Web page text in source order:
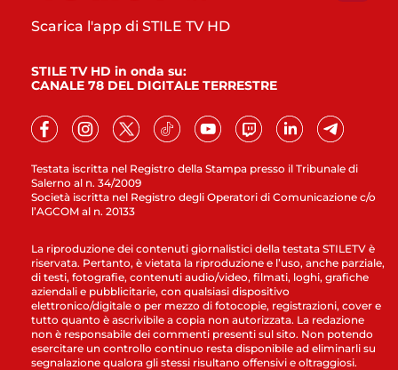
Testata iscritta nel Registro della Stampa presso il Tribunale di
Salerno al n. 34/2009
Società iscritta nel Registro degli Operatori di Comunicazione c/o
l’AGCOM al n. 20133
Scarica l'app di STILE TV HD
STILE TV HD in onda su:
CANALE 78 DEL DIGITALE TERRESTRE
La riproduzione dei contenuti giornalistici della testata STILETV è
riservata. Pertanto, è vietata la riproduzione e l’uso, anche parziale,
di testi, fotografie, contenuti audio/video, filmati, loghi, grafiche
aziendali e pubblicitarie, con qualsiasi dispositivo
elettronico/digitale o per mezzo di fotocopie, registrazioni, cover e
tutto quanto è ascrivibile a copia non autorizzata. La redazione
non è responsabile dei commenti presenti sul sito. Non potendo
esercitare un controllo continuo resta disponibile ad eliminarli su
segnalazione qualora gli stessi risultano offensivi e oltraggiosi.